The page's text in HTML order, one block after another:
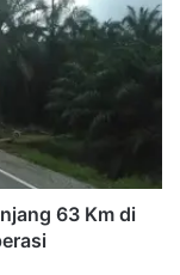
63 Km di